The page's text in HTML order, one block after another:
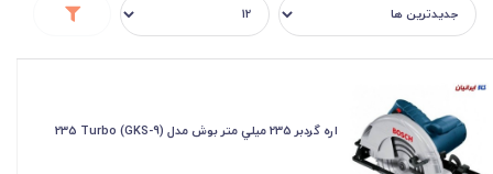
اره گردبر 235 ميلي متر بوش مدل (GKS-9) 235 Turbo